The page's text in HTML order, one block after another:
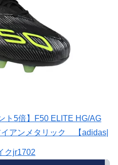
ト5倍】F50 ELITE HG/AG
アンメタリック 【adidas|
クjr1702